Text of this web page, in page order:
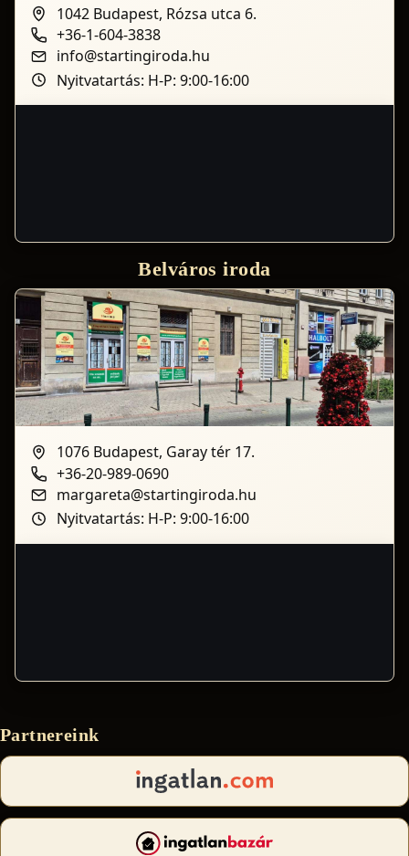
1042 Budapest, Rózsa utca 6.
+36-1-604-3838
info@startingiroda.hu
Nyitvatartás: H-P: 9:00-16:00
Belváros iroda
1076 Budapest, Garay tér 17.
+36-20-989-0690
margareta@startingiroda.hu
Nyitvatartás: H-P: 9:00-16:00
Partnereink